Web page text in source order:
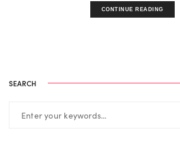
CONTINUE READING
SEARCH